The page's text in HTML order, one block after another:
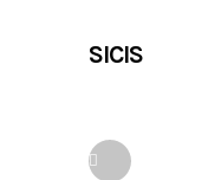
SICIS